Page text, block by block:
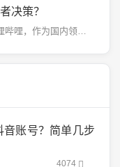
决策？
哔哩哔哩：从二次元社区到多元化平台哔哩哔哩，作为国内领先的年轻人文化娱乐社区，起源于一个深耕二次元文...
账号？简单几步
4074